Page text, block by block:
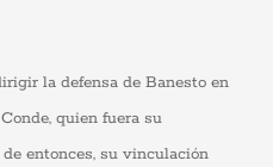
la defensa de Banesto en
quien fuera su
entonces, su vinculación